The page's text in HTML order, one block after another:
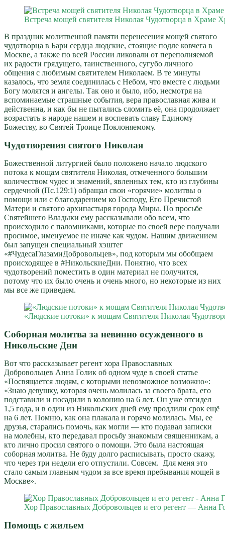
Встреча мощей святителя Николая Чудотворца в Храме
В праздник молитвенной памяти перенесения мощей святого
чудотворца в Бари сердца людские, стоящие подле ковчега в
Москве, а также по всей России ликовали от переполняемой
их радости грядущего, таинственного, сугубо личного
общения с любимым святителем Николаем. В те минуты
казалось, что земля соединилась с Небом, что вместе с людьми
Богу молятся и ангелы. Так оно и было, ибо, несмотря на
вспоминаемые страшные события, вера православная жива и
действенна, и как бы не пытались сломить её, она продолжает
возрастать в народе нашем и воспевать славу Единому
Божеству, во Святей Троице Поклоняемому.
Чудотворения святого Николая
Божественной литургией было положено начало людского
потока к мощам святителя Николая, отмеченного большим
количеством чудес и знамений, явленных тем, кто из глубины
сердечной (Пс.129:1) обращал свои «горячие» молитвы о
помощи или с благодарением ко Господу, Его Пречистой
Матери и святого архипастыря города Миры. По просьбе
Святейшего Владыки ему рассказывали обо всем, что
происходило с паломниками, которые по своей вере получали
просимое, именуемое не иначе как чудом. Нашим движением
был запущен специальный хэштег
«#ЧудесаГлазамиДобровольцев», под которым мы обобщаем
происходящее в #НикольскиеДни. Понятно, что всех
чудотворений поместить в один материал не получится,
потому что их было очень и очень много, но некоторые из них
мы все же приведем.
«Людские потоки» к мощам Святителя Николая
Соборная молитва за невинно осужденного в
Никольские Дни
Вот что рассказывает регент хора Православных
Добровольцев Анна Голик об одном чуде в своей статье
«Посвящается людям, с которыми невозможное возможно»:
«Знаю девушку, которая очень молилась за своего брата, его
подставили и посадили в колонию на 6 лет. Он уже отсидел
1,5 года, и в один из Никольских дней ему продлили срок ещё
на 6 лет. Помню, как она плакала и горячо молилась. Мы, ее
друзья, старались помочь, как могли — кто подавал записки
на молебны, кто передавал просьбу знакомым священникам, а
кто лично просил святого о помощи. Это была настоящая
соборная молитва. Не буду долго расписывать, просто скажу,
что через три недели его отпустили. Совсем. Для меня это
стало самым главным чудом за все время пребывания мощей в
Москве».
Хор Православных Добровольцев и его регент — Анна
Помощь с жильем